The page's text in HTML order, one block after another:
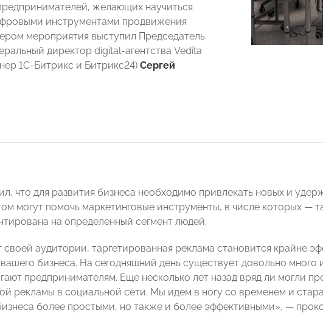
желающих научиться
инструментами продвижения
мероприятия выступил Председатель
директор digital-агентства Vedita
1С-Битрикс и Битрикс24) Сергей
что для развития бизнеса необходимо привлекать новых и
могут помочь маркетинговые инструменты, в числе которых —
на определенный сегмент людей.
своей аудитории, таргетированная реклама становится крайне
бизнеса. На сегодняшний день существует довольно
предпринимателям. Еще несколько лет назад вряд ли могли
рекламы в социальной сети. Мы идем в ногу со временем и
более простыми, но также и более эффективными», —